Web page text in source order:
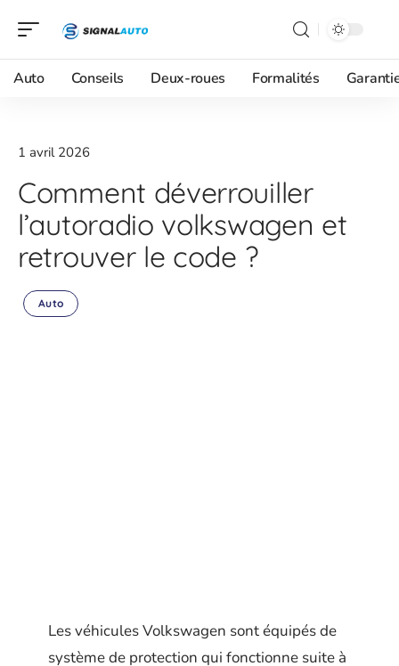
Auto Conseils Deux-roues Formalités
1 avril 2026
Comment déverrouiller
l’autoradio volkswagen et
retrouver le code ?
Auto
Les véhicules Volkswagen sont équipés de
système de protection qui fonctionne suite à